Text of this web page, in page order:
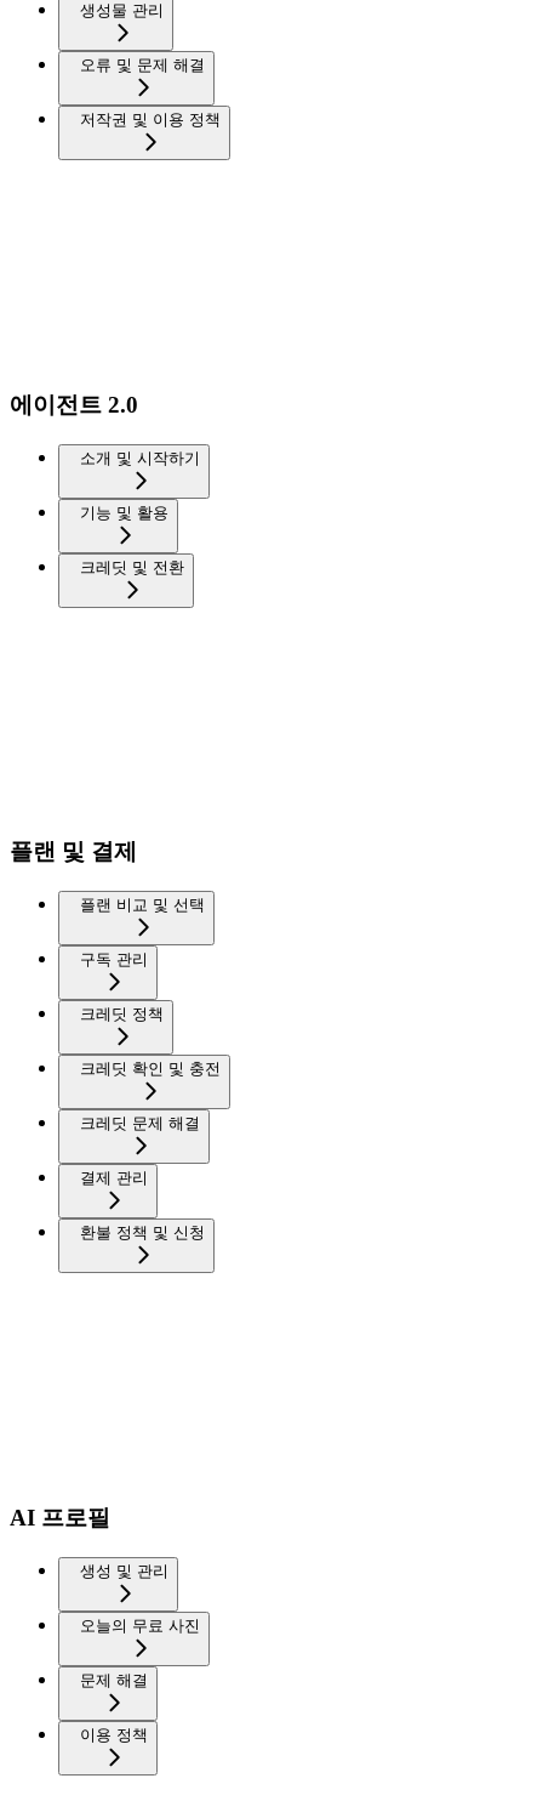
생성물 관리
오류 및 문제 해결
저작권 및 이용 정책
에이전트 2.0
소개 및 시작하기
기능 및 활용
크레딧 및 전환
플랜 및 결제
플랜 비교 및 선택
구독 관리
크레딧 정책
크레딧 확인 및 충전
크레딧 문제 해결
결제 관리
환불 정책 및 신청
AI 프로필
생성 및 관리
오늘의 무료 사진
문제 해결
이용 정책